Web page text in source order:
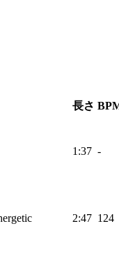
長さ
1:37 -
2:47 124